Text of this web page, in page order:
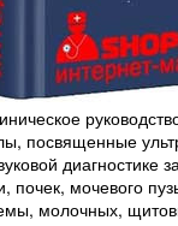
посвященные
почек, мочевого
молочных,